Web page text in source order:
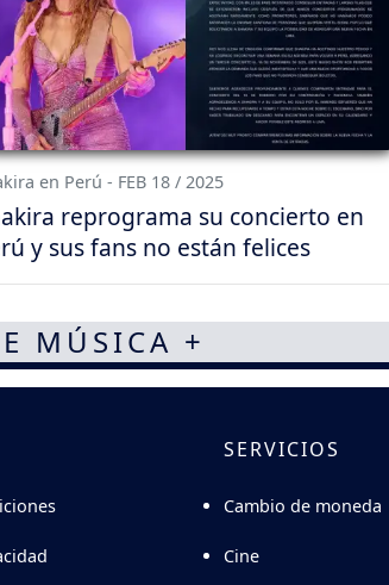
en Perú - FEB 18 / 2025
reprograma su concierto en
y sus fans no están felices
MÚSICA +
SERVICIOS
Cambio de moneda
Cine